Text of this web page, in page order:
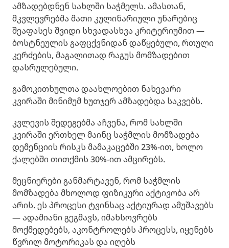
ამზადებდნენ სახლში საჭმელს. ამასთან,
მკვლევრებმა მათი კულინარიული უნარებიც
შეაფასეს შვიდი სხვადასხვა კრიტერიუმით —
ბოსტნეულის გაფცქვნიდან დაწყებული, რთული
კერძების, მაგალითად რაგუს მომზადებით
დასრულებული.
გამოკითხულთა დაახლოებით ნახევარი
კვირაში მინიმუმ ხუთჯერ ამზადებდა საკვებს.
კვლევის შედეგებმა აჩვენა, რომ სახლში
კვირაში ერთხელ მაინც საჭმლის მომზადება
დემენციის რისკს მამაკაცებში 23%-ით, ხოლო
ქალებში თითქმის 30%-ით ამცირებს.
მეცნიერები განმარტავენ, რომ საჭმლის
მომზადება მხოლოდ ფიზიკური აქტივობა არ
არის. ეს პროცესი ტვინსაც აქტიურად ამუშავებს
— ადამიანი გეგმავს, იმახსოვრებს
მოქმედებებს, აკონტროლებს პროცესს, იყენებს
წვრილ მოტორიკას და იღებს